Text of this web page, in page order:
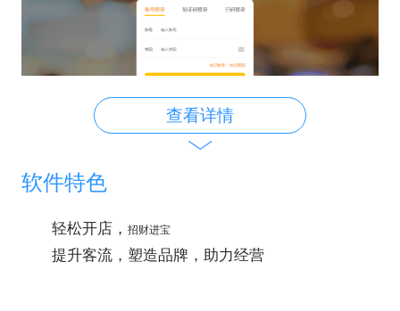
查看详情
软件特色
轻松开店， 招财进宝
提升客流，塑造品牌，助力经营